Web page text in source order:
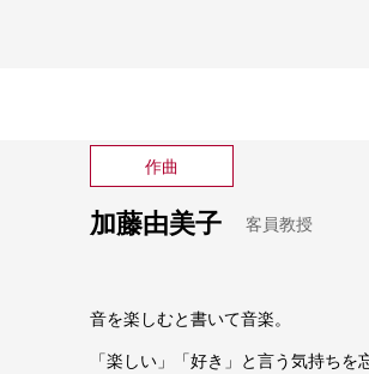
作曲
加藤由美子 客員教授
音を楽しむと書いて音楽。
「楽しい」「好き」と言う気持ち